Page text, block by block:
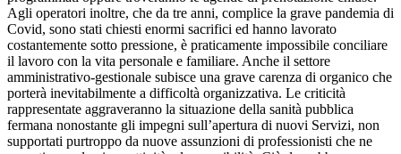
Agli operatori inoltre, che da tre anni, complice la grave pandemia di
Covid, sono stati chiesti enormi sacrifici ed hanno lavorato
costantemente sotto pressione, è praticamente impossibile conciliare
il lavoro con la vita personale e familiare. Anche il settore
amministrativo-gestionale subisce una grave carenza di organico che
porterà inevitabilmente a difficoltà organizzativa. Le criticità
rappresentate aggraveranno la situazione della sanità pubblica
fermana nonostante gli impegni sull’apertura di nuovi Servizi, non
supportati purtroppo da nuove assunzioni di professionisti che ne